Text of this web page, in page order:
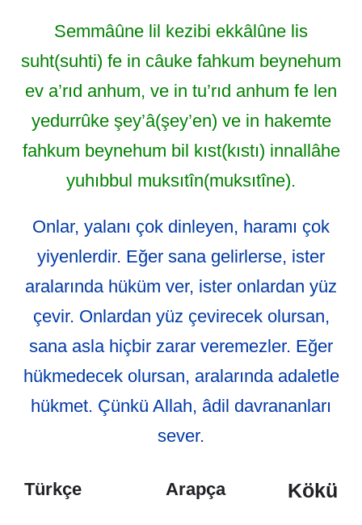
Semmâûne lil kezibi ekkâlûne lis
suht(suhti) fe in câuke fahkum beynehum
ev a’rıd anhum, ve in tu’rıd anhum fe len
yedurrûke şey’â(şey’en) ve in hakemte
fahkum beynehum bil kıst(kıstı) innallâhe
yuhıbbul muksıtîn(muksıtîne).
Onlar, yalanı çok dinleyen, haramı çok
yiyenlerdir. Eğer sana gelirlerse, ister
aralarında hüküm ver, ister onlardan yüz
çevir. Onlardan yüz çevirecek olursan,
sana asla hiçbir zarar veremezler. Eğer
hükmedecek olursan, aralarında adaletle
hükmet. Çünkü Allah, âdil davrananları
sever.
Türkçe Arapça Kökü